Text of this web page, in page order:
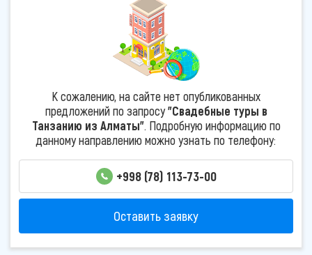
К сожалению, на сайте нет опубликованных
предложений по запросу"Свадебные туры в
Танзанию из Алматы". Подробную информацию по
данному направлению можно узнать по телефону:
+998 (78) 113-73-00
Оставить заявку